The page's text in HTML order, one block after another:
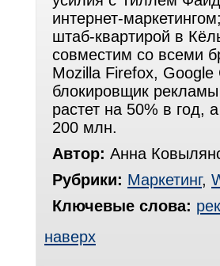
интернет-
штаб-квартирой в
совместим со всеми
Mozilla Firefox,
блокировщик
растет на 50% в год,
200 млн.
Автор: Анна
Рубрики: Маркетинг,
Ключевые слова:
наверх